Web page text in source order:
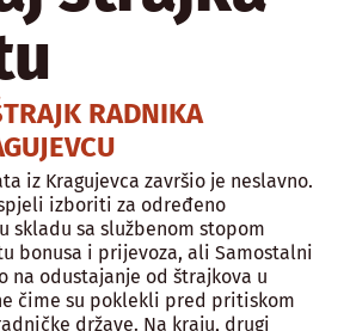
RADNIKA
iz Kragujevca završio je neslavno.
izboriti za određeno
skladu sa službenom stopom
bonusa i prijevoza, ali Samostalni
na odustajanje od štrajkova u
čime su poklekli pred pritiskom
države. Na kraju, drugi